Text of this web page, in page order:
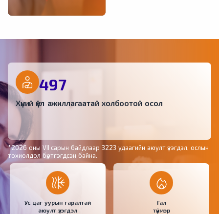
497
Хүний үйл ажиллагаатай холбоотой осол
*2026 оны VII сарын байдлаар 3223 удаагийн аюулт үзэгдэл, ослын
тохиолдол бүртгэгдсэн байна.
Ус цаг уурын гаралтай
аюулт үзэгдэл
Гал
түймэр